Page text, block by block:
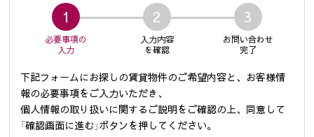
1
必要事項の
入力
2
入力内容
を確認
3
お問い合わせ
完了
下記フォームにお探しの賃貸物件のご希望内容と、お客様情
報の必要事項をご入力いただき、
個人情報の取り扱いに関するご説明をご確認の上、同意して
「確認画面に進む」ボタンを押してください。